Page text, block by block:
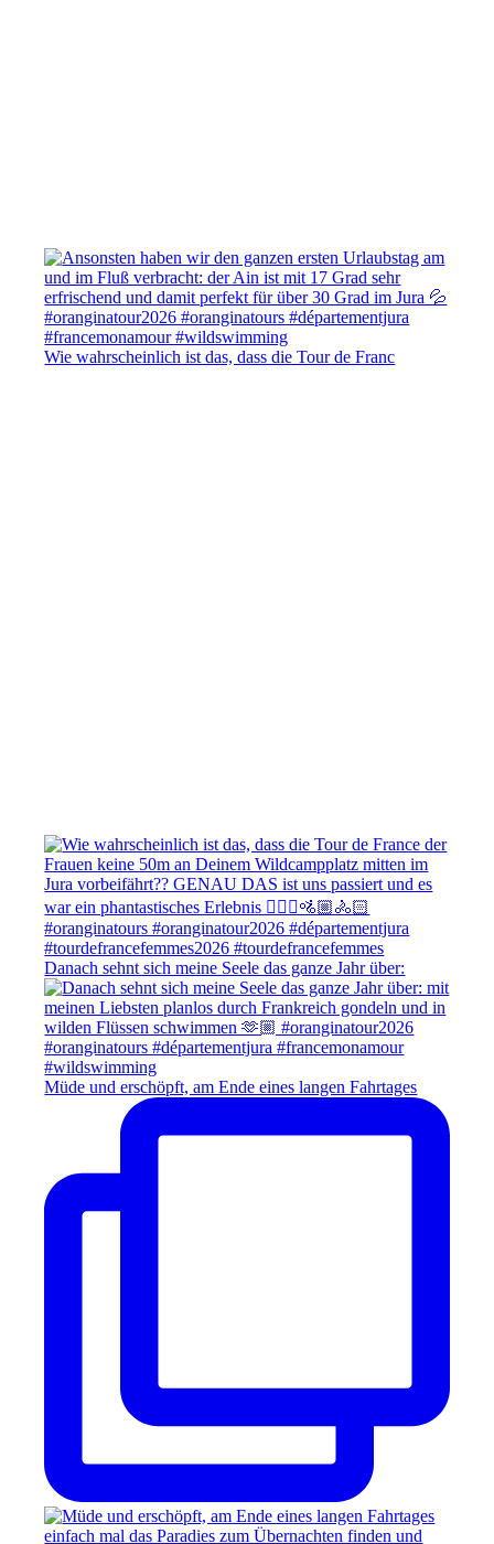
Wie wahrscheinlich ist das, dass die Tour de Franc
Danach sehnt sich meine Seele das ganze Jahr über:
Müde und erschöpft, am Ende eines langen Fahrtages